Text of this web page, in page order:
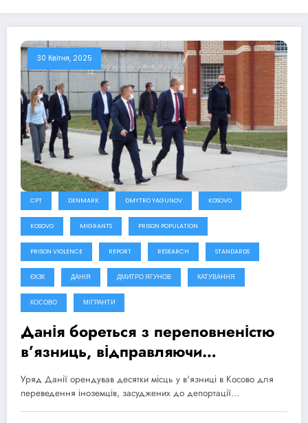
30 Квітня, 2025
CPT DENMARK DMYTRO YAGUNOV KOSOVO
KOSOVO MIGRANTS PRISON POPULATION
PRISON VIOLENCE REPORT RESEARCH STANDARDS
ЄКЗК ДАНІЯ ДМИТРО ЯГУНОВ КАТУВАННЯ
КОСОВО МІГРАНТИ
Данія бореться з переповненістю
в’язниць, відправляючи
ув’язнених до Косово
Уряд Данії орендував десятки місць у в'язниці в Косово для
переведення іноземців, засуджених до депортації…